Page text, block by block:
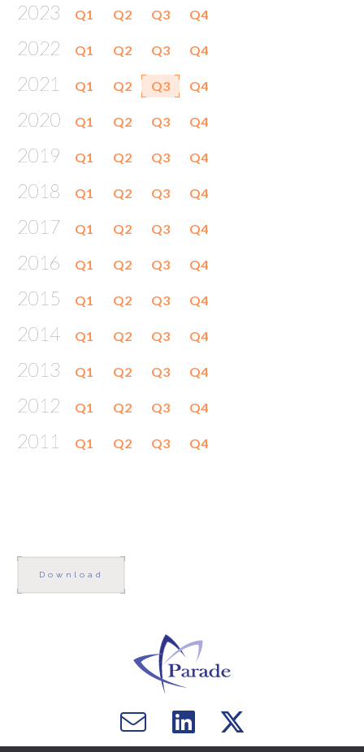
2023 Q1 Q2 Q3 Q4
2022 Q1 Q2 Q3 Q4
2021 Q1 Q2 Q3 Q4
2020 Q1 Q2 Q3 Q4
2019 Q1 Q2 Q3 Q4
2018 Q1 Q2 Q3 Q4
2017 Q1 Q2 Q3 Q4
2016 Q1 Q2 Q3 Q4
2015 Q1 Q2 Q3 Q4
2014 Q1 Q2 Q3 Q4
2013 Q1 Q2 Q3 Q4
2012 Q1 Q2 Q3 Q4
2011 Q1 Q2 Q3 Q4
Download
EmailVisitVisit